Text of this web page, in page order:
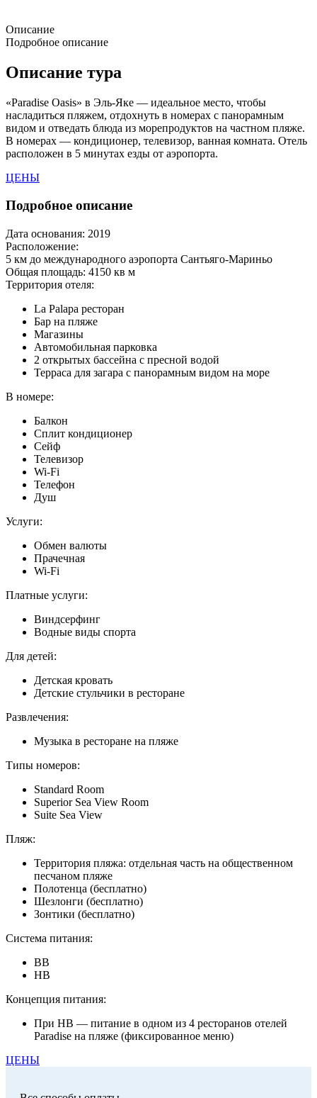
Описание
Подробное описание
Описание тура
«Paradise Oasis» в Эль-Яке — идеальное место, чтобы
насладиться пляжем, отдохнуть в номерах с панорамным
видом и отведать блюда из морепродуктов на частном пляже.
В номерах — кондиционер, телевизор, ванная комната. Отель
расположен в 5 минутах езды от аэропорта.
ЦЕНЫ
Подробное описание
Дата основания: 2019
Расположение:
5 км до международного аэропорта Сантьяго-Мариньо
Общая площадь: 4150 кв м
Территория отеля:
La Palapa ресторан
Бар на пляже
Магазины
Автомобильная парковка
2 открытых бассейна с пресной водой
Терраса для загара с панорамным видом на море
В номере:
Балкон
Сплит кондиционер
Сейф
Телевизор
Wi-Fi
Телефон
Душ
Услуги:
Обмен валюты
Прачечная
Wi-Fi
Платные услуги:
Виндсерфинг
Водные виды спорта
Для детей:
Детская кровать
Детские стульчики в ресторане
Развлечения:
Музыка в ресторане на пляже
Типы номеров:
Standard Room
Superior Sea View Room
Suite Sea View
Пляж:
Территория пляжа: отдельная часть на общественном
песчаном пляже
Полотенца (бесплатно)
Шезлонги (бесплатно)
Зонтики (бесплатно)
Система питания:
BB
HB
Концепция питания:
При HB — питание в одном из 4 ресторанов отелей
Paradise на пляже (фиксированное меню)
ЦЕНЫ